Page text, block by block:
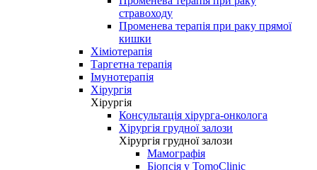
стравоходу
Променева терапія при раку прямої
кишки
Хіміотерапія
Таргетна терапія
Імунотерапія
Хірургія
Хірургія
Консультація хірурга-онколога
Хірургія грудної залози
Хірургія грудної залози
Мамографія
Біопсія у TomoClinic